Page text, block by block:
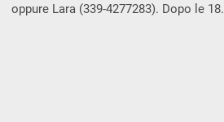
oppure Lara (339-4277283). Dopo le 18.